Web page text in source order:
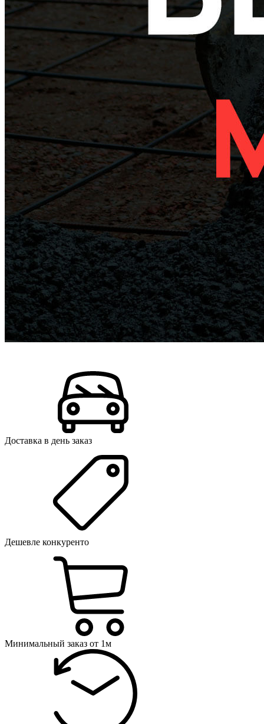
Доставка в день заказ
Дешевле конкуренто
Минимальный заказ от 1м